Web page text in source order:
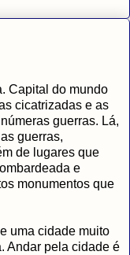
Capital do mundo
cicatrizadas e as
guerras. Lá,
guerras,
de lugares que
e
monumentos que
uma cidade muito
Andar pela cidade é